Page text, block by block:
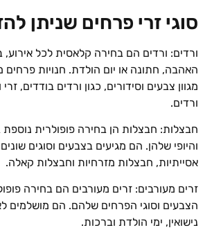
סוגי זרי פרחים שניתן
ורדים: ורדים הם בחירה קלאסית לכל אירוע,
האהבה, חתונה או יום הולדת. חנויות פרחים
מגוון צבעים וסידורים, כגון ורדים בודדים,
ורדים.
חבצלות: חבצלות הן בחירה פופולרית
והיופי שלהן. הם מגיעים בצבעים וסוגים
אסייתיות, חבצלות מזרחיות וחבצלות קאלה.
זרים מעורבים: זרים מעורבים הם בחירה
הצבעים וסוגי הפרחים שלהם. הם מושלמים
נישואין, ימי הולדת וברכות.